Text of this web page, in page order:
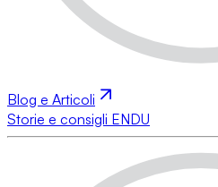
Blog e Articoli
Storie e consigli ENDU